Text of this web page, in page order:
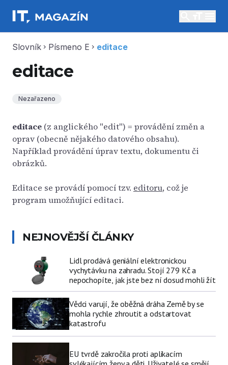
Slovník chevron_right Písmeno E chevron_right editace
editace
Nezařazeno
editace (z anglického "edit") = provádění změn a
oprav (obecně nějakého datového obsahu).
Například provádění úprav textu, dokumentu či
obrázků.
Editace se provádí pomocí tzv. editoru, což je
program umožňující editaci.
NEJNOVĚJŠÍ ČLÁNKY
Lidl prodává geniální elektronickou
vychytávku na zahradu. Stojí 279 Kč a
nepochopíte, jak jste bez ní dosud mohli žít
Vědci varují, že oběžná dráha Země by se
mohla rychle zhroutit a odstartovat
katastrofu
EU tvrdě zakročila proti aplikacím